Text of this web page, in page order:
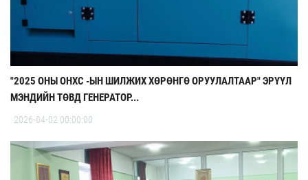
"2025 ОНЫ ОНХС -ЫН ШИЛЖИХ ХӨРӨНГӨ ОРУУЛАЛТААР" ЭРҮҮЛ
МЭНДИЙН ТӨВД ГЕНЕРАТОР...
2026-04-02 00:00:00